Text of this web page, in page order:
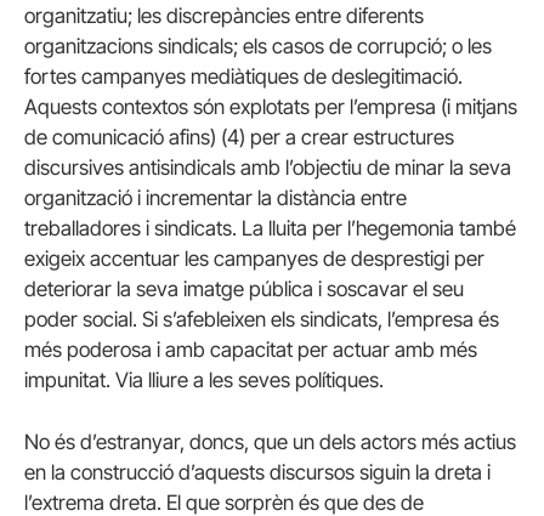
organitzatiu; les discrepàncies entre diferents
organitzacions sindicals; els casos de corrupció; o les
fortes campanyes mediàtiques de deslegitimació.
Aquests contextos són explotats per l’empresa (i mitjans
de comunicació afins) (4) per a crear estructures
discursives antisindicals amb l’objectiu de minar la seva
organització i incrementar la distància entre
treballadores i sindicats. La lluita per l’hegemonia també
exigeix accentuar les campanyes de desprestigi per
deteriorar la seva imatge pública i soscavar el seu
poder social. Si s’afebleixen els sindicats, l’empresa és
més poderosa i amb capacitat per actuar amb més
impunitat. Via lliure a les seves polítiques.
No és d’estranyar, doncs, que un dels actors més actius
en la construcció d’aquests discursos siguin la dreta i
l’extrema dreta. El que sorprèn és que des de